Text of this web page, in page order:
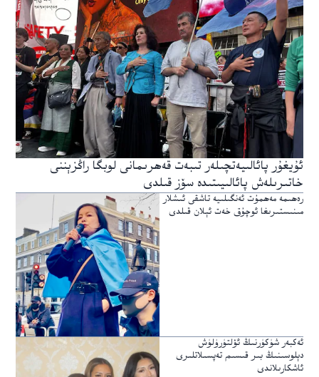
ئۇيغۇر پائالىيەتچىلەر تىبەت قەھرىمانى لوبگا راڭزېننى
خاتىرىلەش پائالىيىتىدە سۆز قىلدى
رەھىمە مەھمۇت ئەنگىلىيە تاشقى ئىشلار
مىنىستىرىغا ئوچۇق خەت ئېلان قىلدى
ئەكبەر شۈكۈرنىڭ ئۆلتۈرۈلۈش
دېلوسىنىڭ بىر قىسىم تەپسىلاتلىرى
ئاشكارىلاندى